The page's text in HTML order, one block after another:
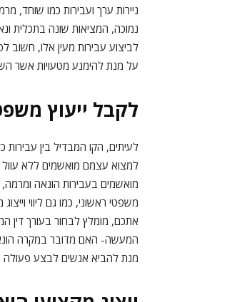
ניירות ערך ועבירות כמו שוחד,
נמוכה, המציאות שונה בתכלית
לביצוע עבירות מעין אלו, חשוב
על מנת להימנע מטעויות אשר
לקבל ייעוץ
לעיתים, הקו המבדיל בין עבירות
למצוא עצמם מואשמים ללא עוול
מואשמים בעבירות הונאה
משפטי ראשוני, כמו גם ליווי
אתכם, מומלץ לבחור בעורך דין
המעשה- האם מדובר במקרה
מנת להביא אנשים לבצע פעולה